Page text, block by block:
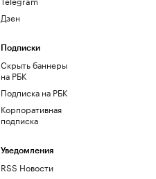
Дзен
Подписки
Скрыть баннеры
на РБК
Подписка на РБК
Корпоративная
подписка
Уведомления
RSS Новости